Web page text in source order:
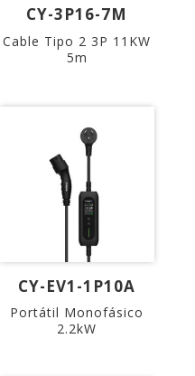
CY-3P16-7M
Cable Tipo 2 3P 11KW
5m
CY-EV1-1P10A
Portátil Monofásico
2.2kW